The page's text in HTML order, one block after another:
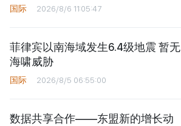
国际 2026/8/6 11:05:47
菲律宾以南海域发生6.4级地震 暂无
海啸威胁
国际 2026/8/5 06:55:00
数据共享合作——东盟新的增长动